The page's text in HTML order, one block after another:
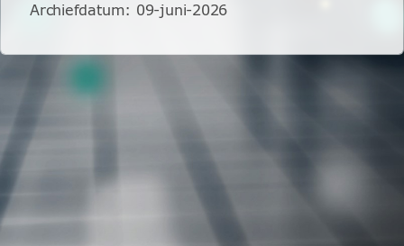
Archiefdatum: 09-juni-2026